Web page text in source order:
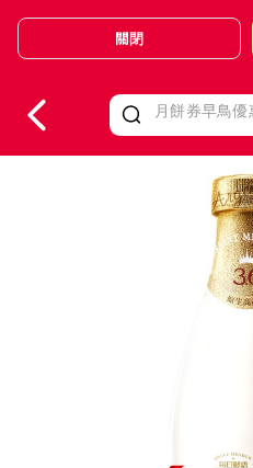
Valid Until 30 June 2026
關閉